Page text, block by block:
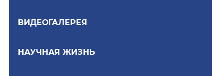
ВИДЕОГАЛЕРЕЯ
НАУЧНАЯ ЖИЗНЬ